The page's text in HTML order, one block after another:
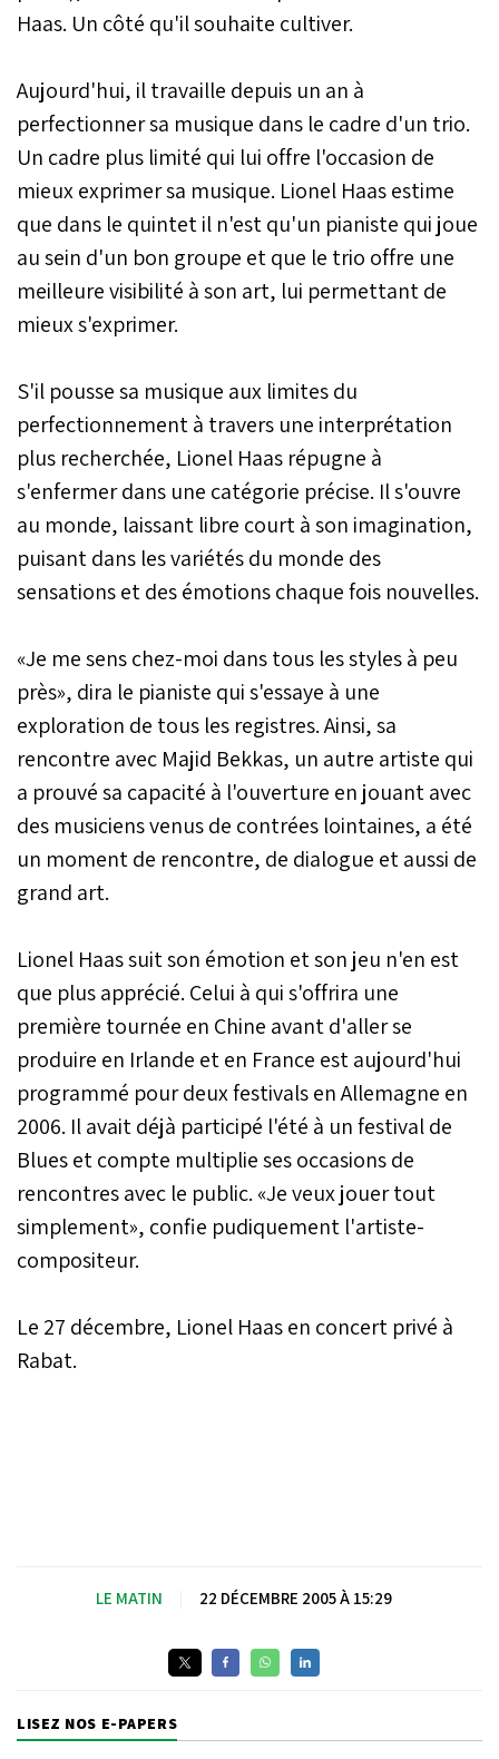
Haas. Un côté qu'il souhaite cultiver.
Aujourd'hui, il travaille depuis un an à
perfectionner sa musique dans le cadre d'un trio.
Un cadre plus limité qui lui offre l'occasion de
mieux exprimer sa musique. Lionel Haas estime
que dans le quintet il n'est qu'un pianiste qui joue
au sein d'un bon groupe et que le trio offre une
meilleure visibilité à son art, lui permettant de
mieux s'exprimer.
S'il pousse sa musique aux limites du
perfectionnement à travers une interprétation
plus recherchée, Lionel Haas répugne à
s'enfermer dans une catégorie précise. Il s'ouvre
au monde, laissant libre court à son imagination,
puisant dans les variétés du monde des
sensations et des émotions chaque fois nouvelles.
«Je me sens chez-moi dans tous les styles à peu
près», dira le pianiste qui s'essaye à une
exploration de tous les registres. Ainsi, sa
rencontre avec Majid Bekkas, un autre artiste qui
a prouvé sa capacité à l'ouverture en jouant avec
des musiciens venus de contrées lointaines, a été
un moment de rencontre, de dialogue et aussi de
grand art.
Lionel Haas suit son émotion et son jeu n'en est
que plus apprécié. Celui à qui s'offrira une
première tournée en Chine avant d'aller se
produire en Irlande et en France est aujourd'hui
programmé pour deux festivals en Allemagne en
2006. Il avait déjà participé l'été à un festival de
Blues et compte multiplie ses occasions de
rencontres avec le public. «Je veux jouer tout
simplement», confie pudiquement l'artiste-
compositeur.
Le 27 décembre, Lionel Haas en concert privé à
Rabat.
LE MATIN 22 DÉCEMBRE 2005 À 15:29
LISEZ NOS E-PAPERS